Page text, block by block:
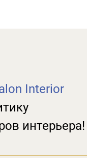
Interior
интерьера!